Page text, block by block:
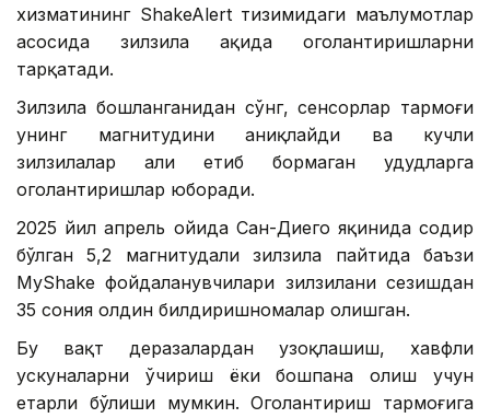
хизматининг ShakeAlert тизимидаги маълумотлар
асосида зилзила ҳақида огоҳлантиришларни
тарқатади.
Зилзила бошланганидан сўнг, сенсорлар тармоғи
унинг магнитудини аниқлайди ва кучли
зилзилалар ҳали етиб бормаган ҳудудларга
огоҳлантиришлар юборади.
2025 йил апрель ойида Сан-Диего яқинида содир
бўлган 5,2 магнитудали зилзила пайтида баъзи
MyShake фойдаланувчилари зилзилани сезишдан
35 сония олдин билдиришномалар олишган.
Бу вақт деразалардан узоқлашиш, хавфли
ускуналарни ўчириш ёки бошпана олиш учун
етарли бўлиши мумкин. Огоҳлантириш тармоғига